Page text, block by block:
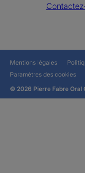
Mentions légales
Paramètres des cookies
© 2026 Pierre Fabre Oral